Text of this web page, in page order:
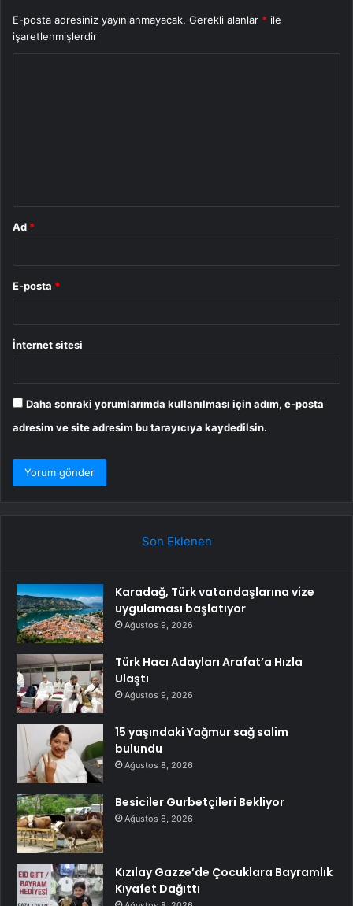
E-posta adresiniz yayınlanmayacak. Gerekli alanlar * ile
işaretlenmişlerdir
Ad *
E-posta *
İnternet sitesi
Daha sonraki yorumlarımda kullanılması için adım, e-posta
adresim ve site adresim bu tarayıcıya kaydedilsin.
Son Eklenen
Karadağ, Türk vatandaşlarına vize
uygulaması başlatıyor
Ağustos 9, 2026
Türk Hacı Adayları Arafat’a Hızla
Ulaştı
Ağustos 9, 2026
15 yaşındaki Yağmur sağ salim
bulundu
Ağustos 8, 2026
Besiciler Gurbetçileri Bekliyor
Ağustos 8, 2026
Kızılay Gazze’de Çocuklara Bayramlık
Kıyafet Dağıttı